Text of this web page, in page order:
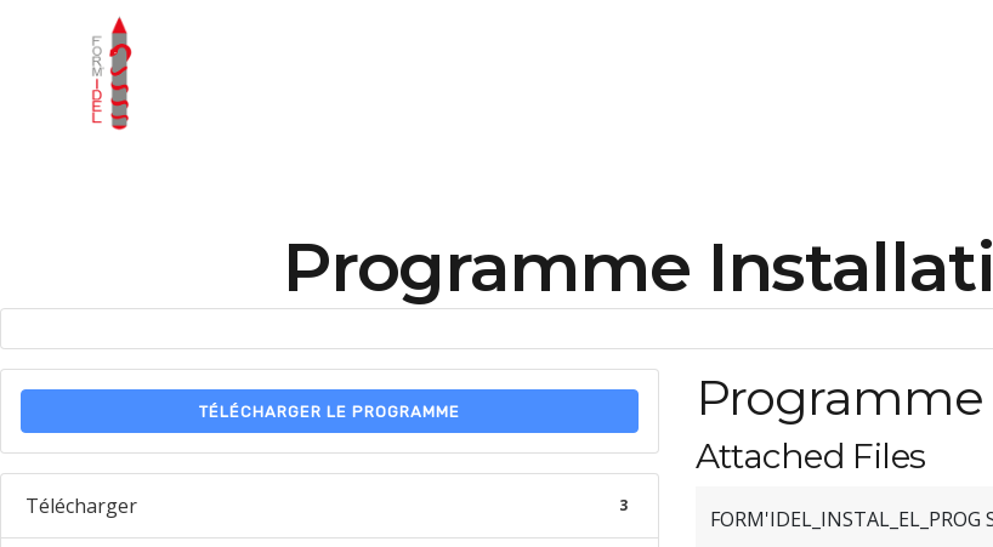
Programme
TÉLÉCHARGER LE PROGRAMME
Télécharger 3
Attached Files
FORM'IDEL_INSTAL_EL_PROG